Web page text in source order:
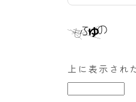
上に表示され